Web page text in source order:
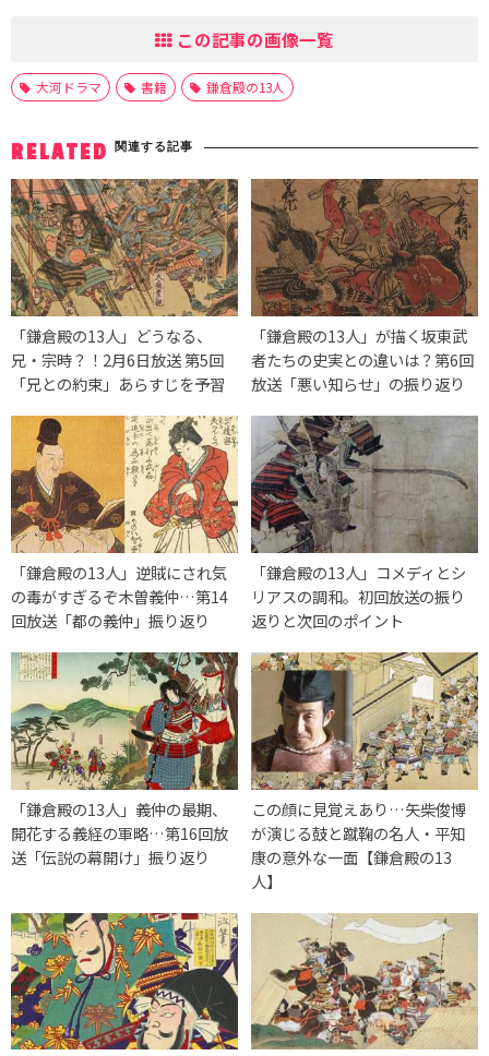
この記事の画像一覧
大河ドラマ 書籍 鎌倉殿の13人
RELATED 関連する記事
「鎌倉殿の13人」どうなる、
兄・宗時？！2月6日放送 第5回
「兄との約束」あらすじを予習
「鎌倉殿の13人」が描く坂東武
者たちの史実との違いは？第6回
放送「悪い知らせ」の振り返り
「鎌倉殿の13人」逆賊にされ気
の毒がすぎるぞ木曽義仲…第14
回放送「都の義仲」振り返り
「鎌倉殿の13人」コメディとシ
リアスの調和。初回放送の振り
返りと次回のポイント
「鎌倉殿の13人」義仲の最期、
開花する義経の軍略…第16回放
送「伝説の幕開け」振り返り
この顔に見覚えあり…矢柴俊博
が演じる鼓と蹴鞠の名人・平知
康の意外な一面【鎌倉殿の13
人】